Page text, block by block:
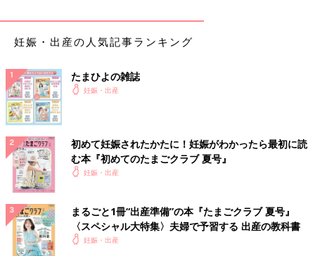
たから、あるいはしなかったから流産になるということはありま
せん。早期流産は運命的なもので、残念ながらなってしまったら
して自分を責めないでください。
赤ちゃん側の原因にはどんなものがある？
①受精卵の異常
流産の原因で最も多いもの。精子と卵子のどちらかが、たまたま
異常を持っていた場合、育つことができない受精卵が発生しま
す。とくに卵子の異常は加齢によって増える傾向があるため、妊
娠する女性の年齢が高くなればなるほど、流産の確率や染色体異
常の赤ちゃんが生まれる確率は高くなります。
妊娠・出産の人気記事ランキング
たまひよの雑誌
妊娠・出産
初めて妊娠されたかたに！妊娠がわかったら最初に読
む本『初めてのたまごクラブ 夏号』
妊娠・出産
まるごと1冊“出産準備”の本『たまごクラブ 夏号』
〈スペシャル大特集〉夫婦で予習する 出産の教科書
妊娠・出産